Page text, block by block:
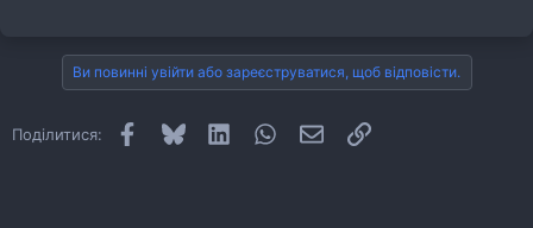
Ви повинні увійти або зареєструватися, щоб відповісти.
Поділитися: Facebook
Bluesky LinkedInWhatsApp
E-mailПосилання